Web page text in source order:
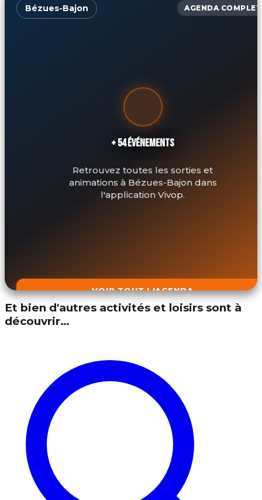
Bézues-Bajon AGENDA COMPLET
+ 54 ÉVÉNEMENTS
Retrouvez toutes les sorties et
animations à Bézues-Bajon dans
l'application Vivop.
VOIR TOUT L'AGENDA
Et bien d'autres activités et loisirs sont à
découvrir…